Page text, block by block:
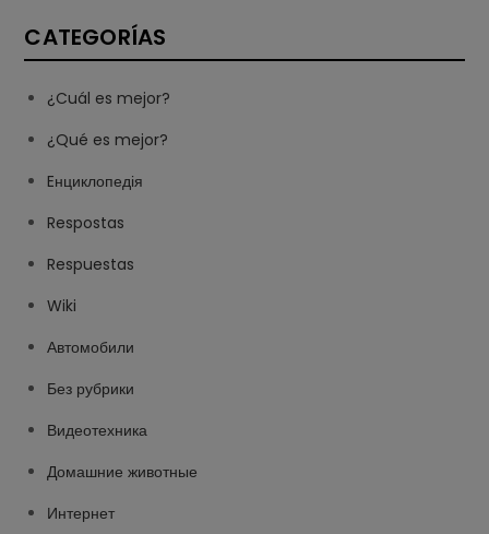
CATEGORÍAS
¿Cuál es mejor?
¿Qué es mejor?
Eнциклопедія
Respostas
Respuestas
Wiki
Автомобили
Без рубрики
Видеотехника
Домашние животные
Интернет